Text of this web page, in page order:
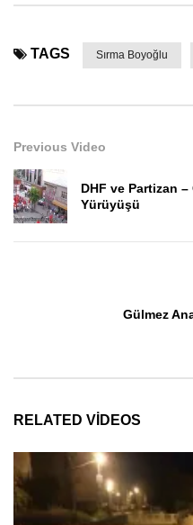
TAGS Sırma Boyoğlu
Previous Video
DHF ve Partizan
Yürüyüşü
Gülmez
RELATED VIDEOS